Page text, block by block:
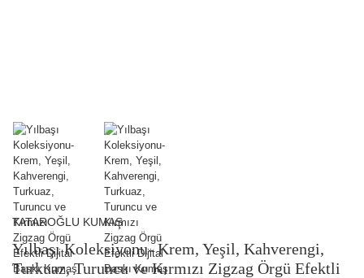
TATAROĞLU KUMAŞ
Yılbaşı Koleksiyonu- Krem, Yeşil, Kahverengi,
Turkuaz, Turuncu ve Kırmızı Zigzag Örgü Efektli